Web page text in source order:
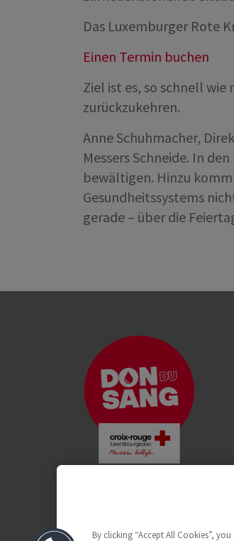
Das Luxemburger Rote
Einen Termin buchen
Ziel ist es, so schnell
zurückzukehren.
Anne Schuhmacher,
Messers Schneide. In
bewältigen. Hinzu
Gesundheitssystems
gerade – über die
By clicking “Accept All Cookies”,